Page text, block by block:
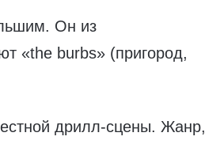
Он из
«the burbs» (пригород,
дрилл-сцены. Жанр,